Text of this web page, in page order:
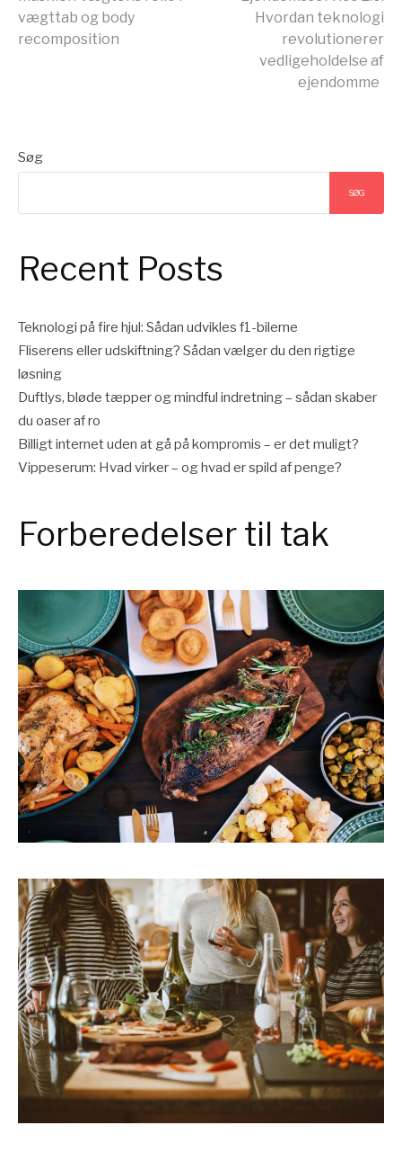
videre
vægttab og body
recomposition
Hvordan teknologi
revolutionerer
vedligeholdelse af
ejendomme
Søg
SØG
Recent Posts
Teknologi på fire hjul: Sådan udvikles f1-bilerne
Fliserens eller udskiftning? Sådan vælger du den rigtige
løsning
Duftlys, bløde tæpper og mindful indretning – sådan skaber
du oaser af ro
Billigt internet uden at gå på kompromis – er det muligt?
Vippeserum: Hvad virker – og hvad er spild af penge?
Forberedelser til tak